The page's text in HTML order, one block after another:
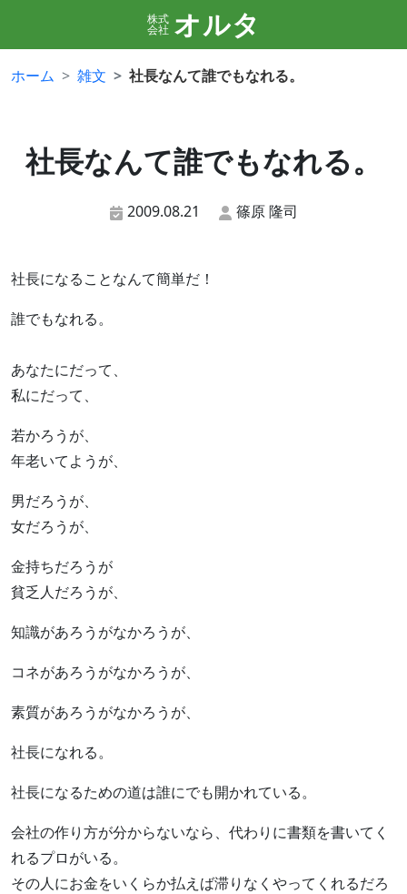
株式
会社 オルタ
ホーム 雑文 社長なんて誰でもなれる。
社長なんて誰でもなれる。
2009.08.21 篠原 隆司
社長になることなんて簡単だ！
誰でもなれる。
あなたにだって、
私にだって、
若かろうが、
年老いてようが、
男だろうが、
女だろうが、
金持ちだろうが
貧乏人だろうが、
知識があろうがなかろうが、
コネがあろうがなかろうが、
素質があろうがなかろうが、
社長になれる。
社長になるための道は誰にでも開かれている。
会社の作り方が分からないなら、代わりに書類を書いてく
れるプロがいる。
その人にお金をいくらか払えば滞りなくやってくれるだろ